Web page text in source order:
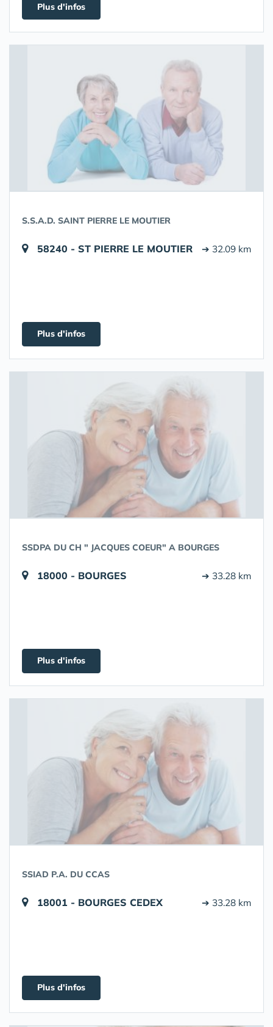
Plus d'infos
S.S.A.D. SAINT PIERRE LE MOUTIER
58240 - ST PIERRE LE MOUTIER ➔ 32.09 km
Plus d'infos
SSDPA DU CH " JACQUES COEUR" A BOURGES
18000 - BOURGES ➔ 33.28 km
Plus d'infos
SSIAD P.A. DU CCAS
18001 - BOURGES CEDEX ➔ 33.28 km
Plus d'infos